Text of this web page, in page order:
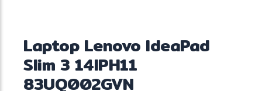
Laptop Lenovo IdeaPad
Slim 3 14IPH11
83UQ002GVN